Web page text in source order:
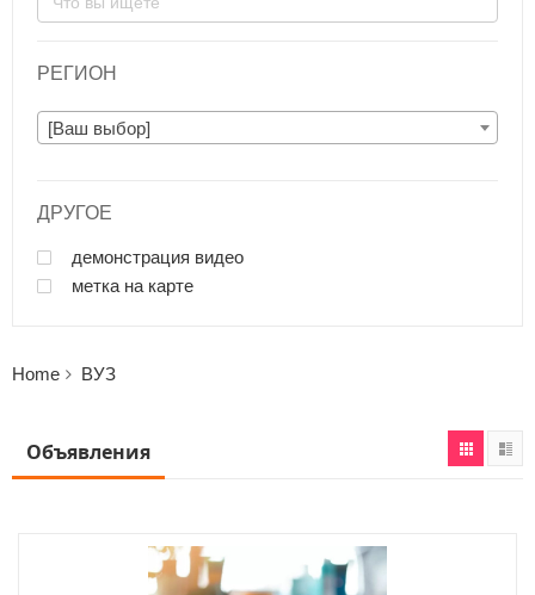
РЕГИОН
[Ваш выбор]
ДРУГОЕ
демонстрация видео
метка на карте
Home ВУЗ
Объявления